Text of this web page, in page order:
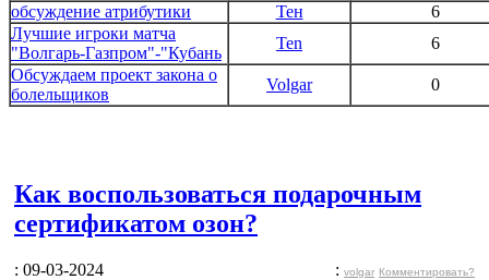
обсуждение атрибутики Тен
6
Лучшие игроки матча
"Волгарь-Газпром"-"Кубань
Ten
6
Обсуждаем проект закона о
болельщиков
Volgar 0
Как воспользоваться подарочным
сертификатом озон?
: 09-03-2024 : volgar Комментировать?